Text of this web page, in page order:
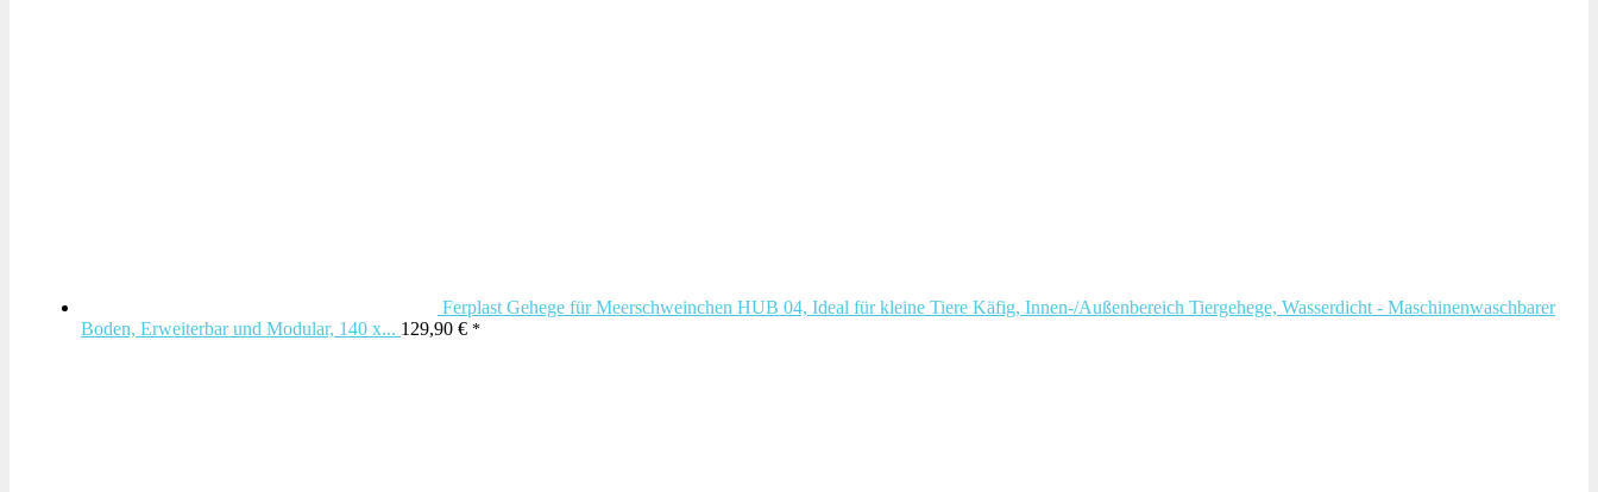
Ferplast Gehege für Meerschweinchen HUB 04, Ideal für kleine Tiere Käfig, Innen-/Außenbereich Tiergehege, Wasserdicht - Maschinenwaschbarer
Boden, Erweiterbar und Modular, 140 x... 129,90 €